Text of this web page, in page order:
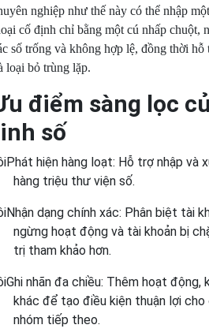
nghiệp như thế này có thể nhập
cố định chỉ bằng một cú nhấp chuột,
số trống và không hợp lệ, đồng thời
loại bỏ trùng lặp.
điểm sàng lọc
số
Phát hiện hàng loạt: Hỗ trợ nhập và
hàng triệu thư viện số.
Nhận dạng chính xác: Phân biệt tài
ngừng hoạt động và tài khoản bị
trị tham khảo hơn.
Ghi nhãn đa chiều: Thêm hoạt động,
khác để tạo điều kiện thuận lợi
nhóm tiếp theo.